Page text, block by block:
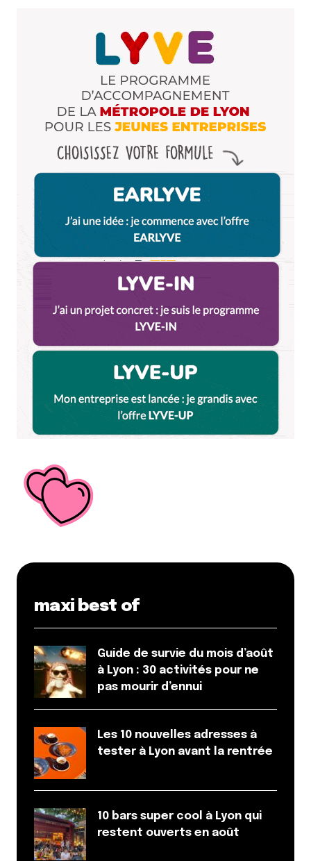
A fuir de Temakinho. J’ai vu la carte avec pas mal de
choses écrites en Portugais et aussi une musiques
brésilienne. Bon, je suis entré pour goûter une
coxinha… J’ai demandé à la serveuse si le chef était
brésilien, et la réponse : pas du tout. J’ai commandé
une coxinha et la confirmation : petite et gèle à
l’intérieur. Heuresement que je n’ai pas goûté les
autres plats typiques de mon pays, ou sera même
plus dégouté… Ils approprie de notre culture pour
faire du marketing, mais il y absolument RIEN de
brésilien…
23 janvier 2022 à 10 h 04 min
Répondre
Votre adresse e-mail ne sera pas publiée. Les
champs obligatoires sont indiqués avec
Name *
E-mail*
Enregistrer mon nom, mon e-mail et mon site dans le
navigateur pour mon prochain commentaire.
Prévenez-moi de tous les nouveaux commentaires
par e-mail.
maxi best of
Guide de survie du mois d’août
à Lyon : 30 activités pour ne
pas mourir d’ennui
Les 10 nouvelles adresses à
tester à Lyon avant la rentrée
10 bars super cool à Lyon qui
restent ouverts en août